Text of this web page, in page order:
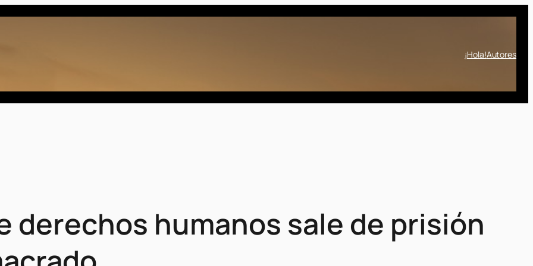
¡Hola!Autores
derechos humanos sale de prisión